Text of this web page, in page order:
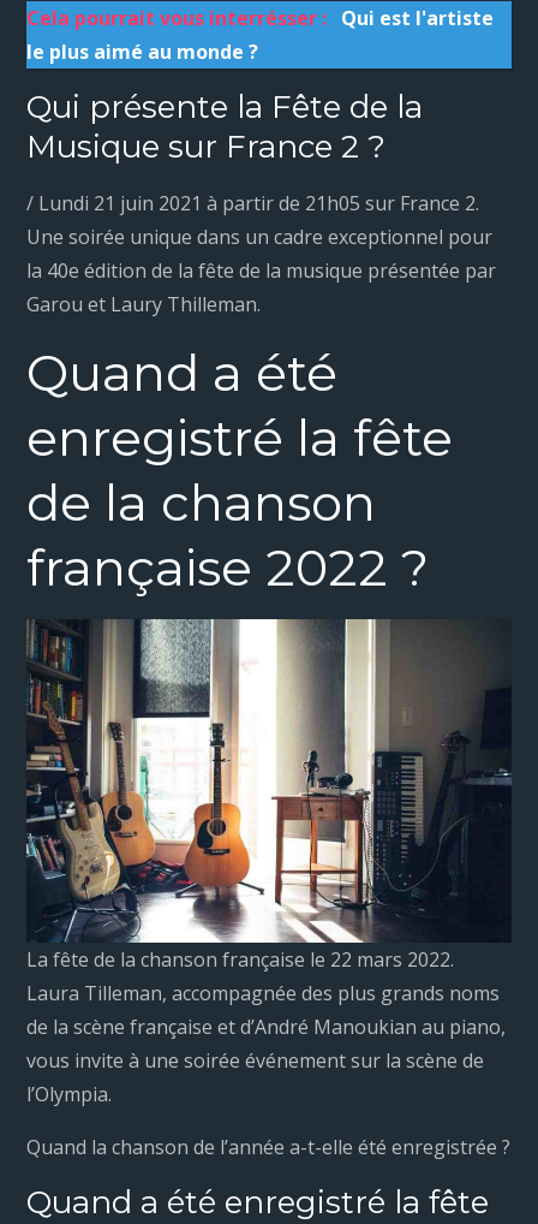
Cela pourrait vous interrésser : Qui est l'artiste
le plus aimé au monde ?
Qui présente la Fête de la
Musique sur France 2 ?
/ Lundi 21 juin 2021 à partir de 21h05 sur France 2.
Une soirée unique dans un cadre exceptionnel pour
la 40e édition de la fête de la musique présentée par
Garou et Laury Thilleman.
Quand a été
enregistré la fête
de la chanson
française 2022 ?
La fête de la chanson française le 22 mars 2022.
Laura Tilleman, accompagnée des plus grands noms
de la scène française et d’André Manoukian au piano,
vous invite à une soirée événement sur la scène de
l’Olympia.
Quand la chanson de l’année a-t-elle été enregistrée ?
Quand a été enregistré la fête